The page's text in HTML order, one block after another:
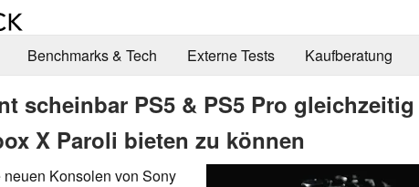
Benchmarks & Tech Externe Tests Kaufberatung
scheinbar PS5 & PS5 Pro gleichzeitig
X Paroli bieten zu können
Konsolen von Sony